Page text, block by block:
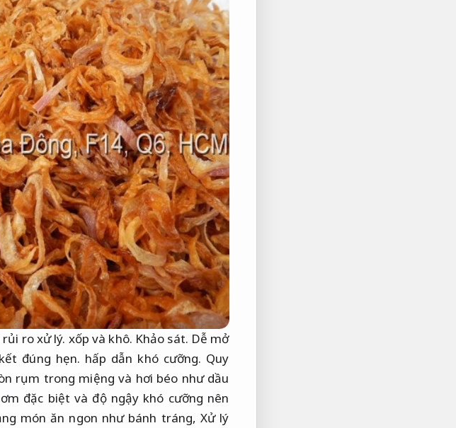
rủi ro xử lý. ​​xốp và khô. Khảo sát. Dễ mở
đúng hẹn. hấp dẫn khó cưỡng. Quy
rụm trong miệng và hơi béo như dầu
đặc biệt và độ ngậy khó cưỡng nên
món ăn ngon như bánh tráng,Xử lý